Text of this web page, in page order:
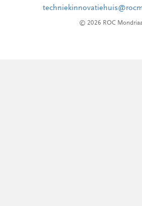
© 2026 ROC